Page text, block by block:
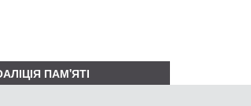
ПАМ'ЯТІ